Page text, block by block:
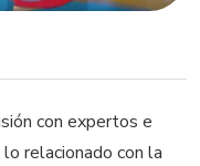
con expertos e
relacionado con la